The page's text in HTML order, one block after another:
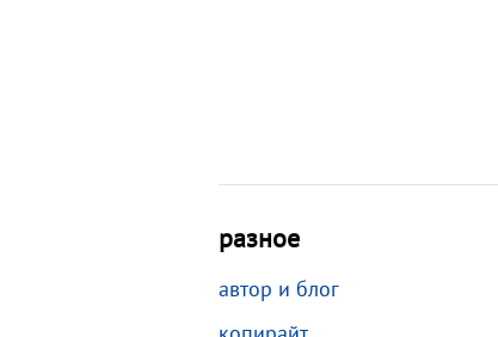
разное
автор и блог